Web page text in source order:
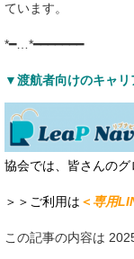
ています。
*━…*━━━━━━━
▼渡航者向けのキャリ
協会では、皆さんのグ
＞＞ご利用は ＜専用
この記事の内容は